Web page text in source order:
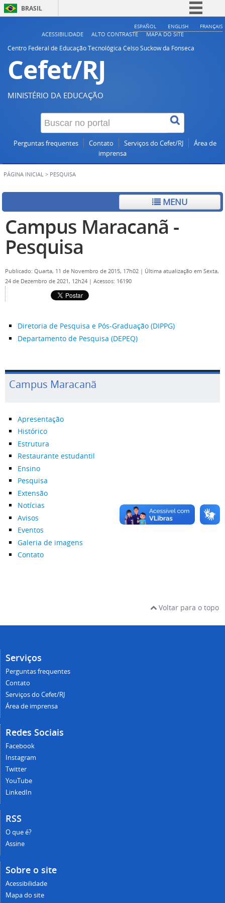
BRASIL
Simplifique!
ESPAÑOL ENGLISH FRANÇAIS
ACESSIBILIDADE ALTO CONTRASTE
MAPA DO SITE
Centro Federal de Educação Tecnológica Celso Suckow da Fonseca
Cefet/RJ
MINISTÉRIO DA EDUCAÇÃO
Perguntas frequentes Contato Serviços do Cefet/RJ
Área de
imprensa
PÁGINA INICIAL > PESQUISA
MENU
Campus Maracanã -
Pesquisa
Publicado: Quarta, 11 de Novembro de 2015, 17h02 | Última atualização em Sexta,
24 de Dezembro de 2021, 12h24 | Acessos: 16190
Diretoria de Pesquisa e Pós-Graduação (DIPPG)
Departamento de Pesquisa (DEPEQ)
Campus Maracanã
Apresentação
Histórico
Estrutura
Restaurante estudantil
Ensino
Pesquisa
Extensão
Notícias
Avisos
Eventos
Galeria de imagens
Contato
Voltar para o topo
Serviços
Perguntas frequentes
Contato
Serviços do Cefet/RJ
Área de imprensa
Redes Sociais
Facebook
Instagram
Twitter
YouTube
LinkedIn
RSS
O que é?
Assine
Sobre o site
Acessibilidade
Mapa do site